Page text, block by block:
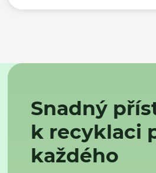
Snadný
k recyklaci
každého